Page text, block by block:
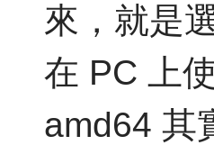
來，就是
在 PC 上
amd64 其